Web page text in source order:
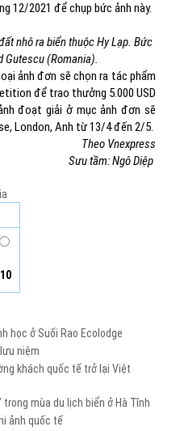
12/2021 để chụp bức ảnh này.
nhô ra biển thuộc Hy Lạp. Bức
Gutescu (Romania).
ảnh đơn sẽ chọn ra tác phẩm
để trao thưởng 5.000 USD
đoạt giải ở mục ảnh đơn sẽ
London, Anh từ 13/4 đến 2/5.
Theo Vnexpress
Sưu tầm: Ngô Diệp
10
học ở Suối Rao Ecolodge
niệm
khách quốc tế trở lại Việt
trong mùa du lịch biển ở Hà Tĩnh
ảnh quốc tế